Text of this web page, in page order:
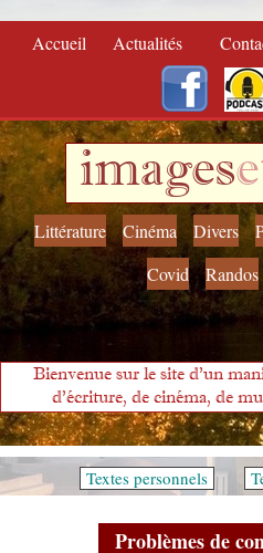
Accueil Actualités
images
Littérature Cinéma Divers
Covid
Randos
Bienvenue sur le site d'un
d'écriture, de cinéma, de
Textes personnels
Problèmes de